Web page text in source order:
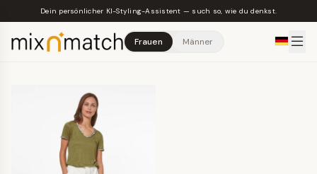
Skip to main content
Dein persönlicher KI-Styling-Assistent — such so, wie du denkst.
Frauen Männer